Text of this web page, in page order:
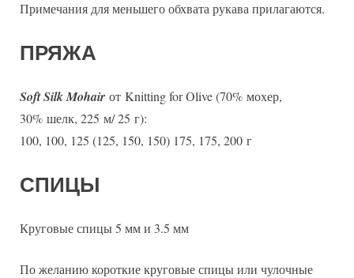
Примечания для меньшего обхвата рукава прилагаются.
ПРЯЖА
Soft Silk Mohair от Knitting for Olive (70% мохер,
30% шелк, 225 м/ 25 г):
100, 100, 125 (125, 150, 150) 175, 175, 200 г
СПИЦЫ
Круговые спицы 5 мм и 3.5 мм
По желанию короткие круговые спицы или чулочные